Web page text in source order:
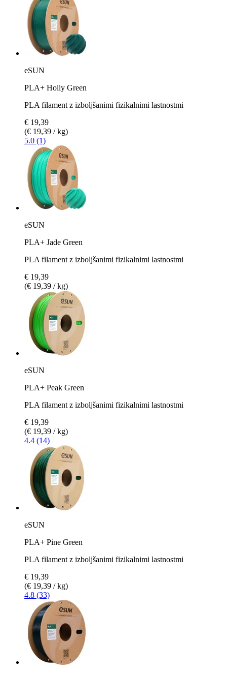
eSUN
PLA+ Holly Green
PLA filament z izboljšanimi fizikalnimi lastnostmi
€ 19,39
(€ 19,39 / kg)
5.0 (1)
eSUN
PLA+ Jade Green
PLA filament z izboljšanimi fizikalnimi lastnostmi
€ 19,39
(€ 19,39 / kg)
eSUN
PLA+ Peak Green
PLA filament z izboljšanimi fizikalnimi lastnostmi
€ 19,39
(€ 19,39 / kg)
4.4 (14)
eSUN
PLA+ Pine Green
PLA filament z izboljšanimi fizikalnimi lastnostmi
€ 19,39
(€ 19,39 / kg)
4.8 (33)